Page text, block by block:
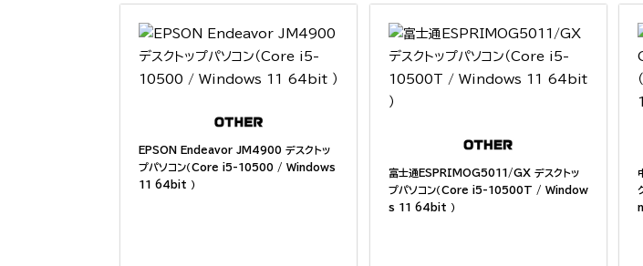
EPSON Endeavor JM4900 デスクトッ
プパソコン（Core i5-10500 / Windows
11 64bit ）
富士通ESPRIMOG5011/GX デスクトッ
プパソコン（Core i5-10500T / Window
s 11 64bit ）